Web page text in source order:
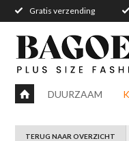
Gratis verzending
DUURZAAM
TERUG NAAR OVERZICHT